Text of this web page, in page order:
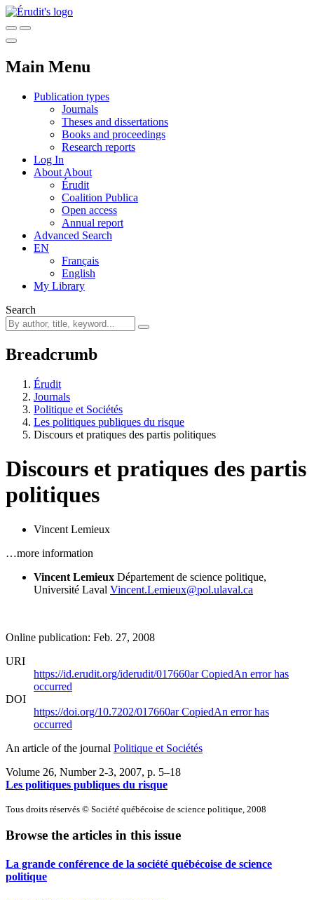
Main Menu
Publication types
Journals
Theses and dissertations
Books and proceedings
Research reports
Log In
About About
Érudit
Coalition Publica
Open access
Annual report
Advanced Search
EN
Français
English
My Library
Search
Breadcrumb
Érudit
Journals
Politique et Sociétés
Les politiques publiques du risque
Discours et pratiques des partis politiques
Discours et pratiques des partis
politiques
Vincent Lemieux
…more information
Vincent Lemieux Département de science politique,
Université Laval Vincent.Lemieux@pol.ulaval.ca
Online publication: Feb. 27, 2008
URI
https://id.erudit.org/iderudit/017660arCopiedAn error has
occurred
DOI
https://doi.org/10.7202/017660arCopiedAn error has
occurred
An article of the journal Politique et Sociétés
Volume 26, Number 2-3, 2007, p. 5–18
Les politiques publiques du risque
Tous droits réservés © Société québécoise de science politique, 2008
Browse the articles in this issue
La grande conférence de la société québécoise de science
politique